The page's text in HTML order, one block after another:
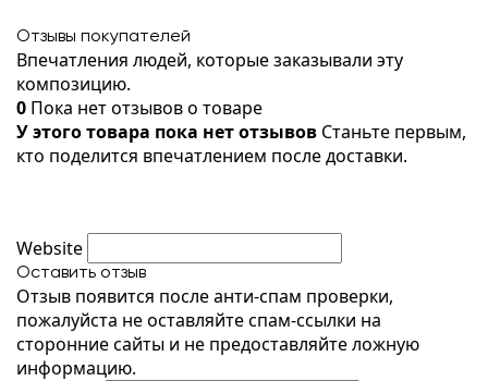
Отзывы покупателей
Впечатления людей, которые заказывали эту
композицию.
0 Пока нет отзывов о товаре
У этого товара пока нет отзывов Станьте первым,
кто поделится впечатлением после доставки.
Website
Оставить отзыв
Отзыв появится после анти-спам проверки,
пожалуйста не оставляйте спам-ссылки на
сторонние сайты и не предоставляйте ложную
информацию.